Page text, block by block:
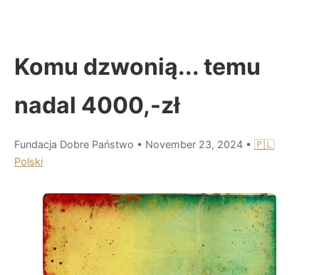
Komu dzwonią... temu
nadal 4000,-zł
Fundacja Dobre Państwo • November 23, 2024 • 🇵🇱
Polski